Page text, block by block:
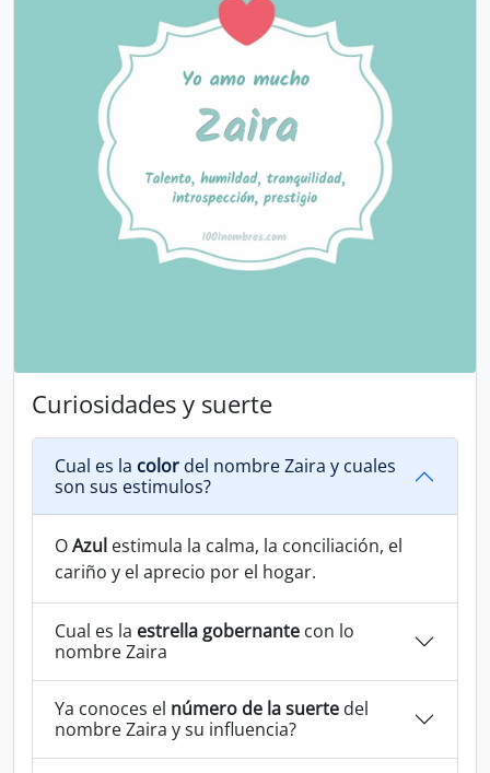
Curiosidades y suerte
Cual es la color del nombre Zaira y cuales
son sus estimulos?
OAzul estimula la calma, la conciliación, el
cariño y el aprecio por el hogar.
Cual es la estrella gobernante con lo
nombre Zaira
Ya conoces el número de la suerte del
nombre Zaira y su influencia?